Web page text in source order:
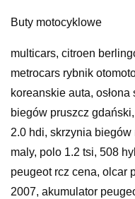
Buty motocyklowe
multicars, citroen
metrocars rybnik
koreanskie auta,
biegów pruszcz
2.0 hdi, skrzynia
maly, polo 1.2 tsi, 508
peugeot rcz cena, olcar
2007, akumulator